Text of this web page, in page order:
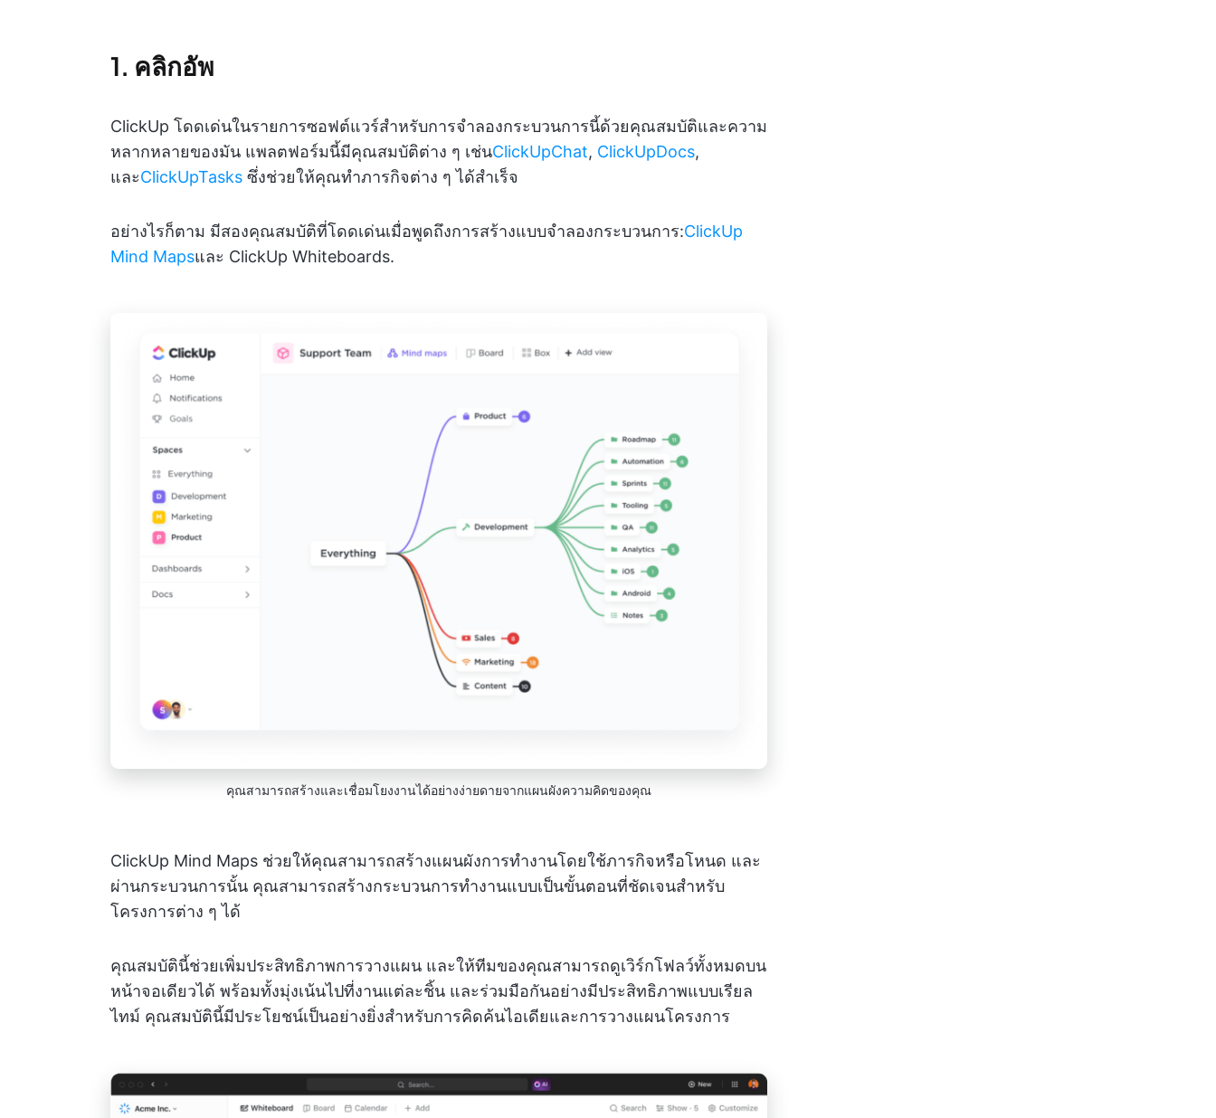
1. คลิกอัพ
ClickUp โดดเด่นในรายการซอฟต์แวร์สำหรับการจำลองกระบวนการนี้ด้วยคุณสมบัติและความ
หลากหลายของมัน แพลตฟอร์มนี้มีคุณสมบัติต่าง ๆ เช่นClickUpChat, ClickUpDocs,
และClickUpTasks ซึ่งช่วยให้คุณทำภารกิจต่าง ๆ ได้สำเร็จ
อย่างไรก็ตาม มีสองคุณสมบัติที่โดดเด่นเมื่อพูดถึงการสร้างแบบจำลองกระบวนการ:ClickUp
Mind Mapsและ ClickUp Whiteboards.
คุณสามารถสร้างและเชื่อมโยงงานได้อย่างง่ายดายจากแผนผังความคิดของคุณ
ClickUp Mind Maps ช่วยให้คุณสามารถสร้างแผนผังการทำงานโดยใช้ภารกิจหรือโหนด และ
ผ่านกระบวนการนั้น คุณสามารถสร้างกระบวนการทำงานแบบเป็นขั้นตอนที่ชัดเจนสำหรับ
โครงการต่าง ๆ ได้
คุณสมบัตินี้ช่วยเพิ่มประสิทธิภาพการวางแผน และให้ทีมของคุณสามารถดูเวิร์กโฟลว์ทั้งหมดบน
หน้าจอเดียวได้ พร้อมทั้งมุ่งเน้นไปที่งานแต่ละชิ้น และร่วมมือกันอย่างมีประสิทธิภาพแบบเรียล
ไทม์ คุณสมบัตินี้มีประโยชน์เป็นอย่างยิ่งสำหรับการคิดค้นไอเดียและการวางแผนโครงการ